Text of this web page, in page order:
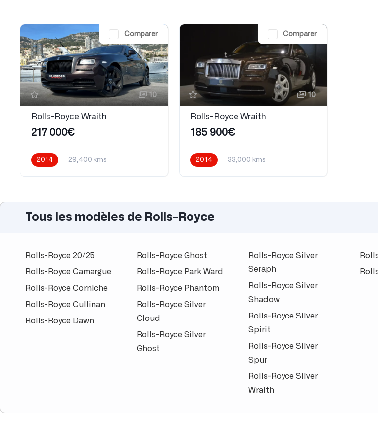
Comparer
10
Rolls-Royce Wraith
217 000€
2014
29,400 kms
Comparer
10
Rolls-Royce Wraith
185 900€
2014
33,000 kms
Tous les modèles de Rolls-Royce
Rolls-Royce 20/25
Rolls-Royce Camargue
Rolls-Royce Corniche
Rolls-Royce Cullinan
Rolls-Royce Dawn
Rolls-Royce Ghost
Rolls-Royce Park Ward
Rolls-Royce Phantom
Rolls-Royce Silver
Cloud
Rolls-Royce Silver
Ghost
Rolls-Royce Silver
Seraph
Rolls-Royce Silver
Shadow
Rolls-Royce Silver
Spirit
Rolls-Royce Silver
Spur
Rolls-Royce Silver
Wraith